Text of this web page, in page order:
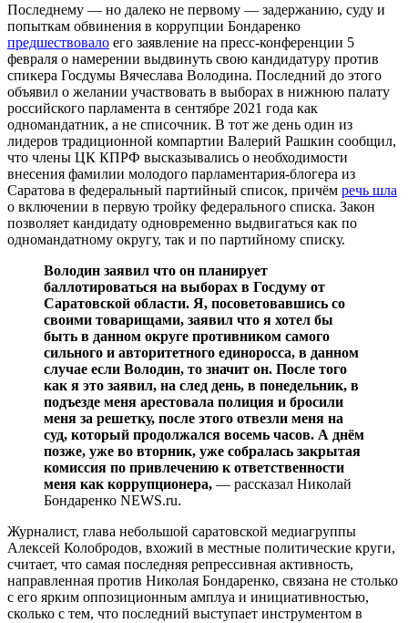
Последнему — но далеко не первому — задержанию, суду и
попыткам обвинения в коррупции Бондаренко
предшествовало его заявление на пресс-конференции 5
февраля о намерении выдвинуть свою кандидатуру против
спикера Госдумы Вячеслава Володина. Последний до этого
объявил о желании участвовать в выборах в нижнюю палату
российского парламента в сентябре 2021 года как
одномандатник, а не списочник. В тот же день один из
лидеров традиционной компартии Валерий Рашкин сообщил,
что члены ЦК КПРФ высказывались о необходимости
внесения фамилии молодого парламентария-блогера из
Саратова в федеральный партийный список, причём речь шла
о включении в первую тройку федерального списка. Закон
позволяет кандидату одновременно выдвигаться как по
одномандатному округу, так и по партийному списку.
Володин заявил что он планирует
баллотироваться на выборах в Госдуму от
Саратовской области. Я, посоветовавшись со
своими товарищами, заявил что я хотел бы
быть в данном округе противником самого
сильного и авторитетного единоросса, в данном
случае если Володин, то значит он. После того
как я это заявил, на след день, в понедельник, в
подъезде меня арестовала полиция и бросили
меня за решетку, после этого отвезли меня на
суд, который продолжался восемь часов. А днём
позже, уже во вторник, уже собралась закрытая
комиссия по привлечению к ответственности
меня как коррупционера, — рассказал Николай
Бондаренко NEWS.ru.
Журналист, глава небольшой саратовской медиагруппы
Алексей Колобродов, вхожий в местные политические круги,
считает, что самая последняя репрессивная активность,
направленная против Николая Бондаренко, связана не столько
с его ярким оппозиционным амплуа и инициативностью,
сколько с тем, что последний выступает инструментом в